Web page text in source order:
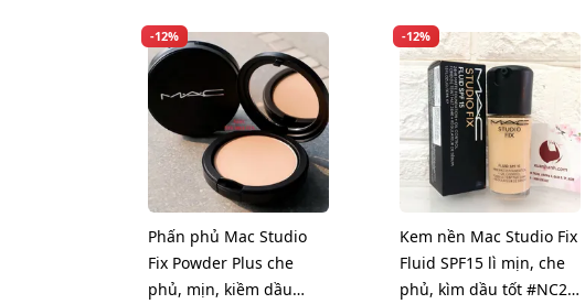
-12%
Phấn phủ Mac Studio
Fix Powder Plus che
phủ, mịn, kiềm dầu
-12%
Kem nền Mac Studio Fix
Fluid SPF15 lì mịn, che
phủ, kìm dầu tốt #NC25